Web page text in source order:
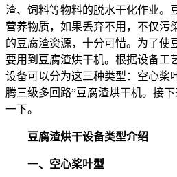
渣、饲料等物料的脱水干化作业。
营养物质，如果丢弃不用，不仅污
的豆腐渣资源，十分可惜。为了使
要用到豆腐渣烘干机。根据设备工
设备可以分为这三种类型：空心桨
腾三级多回路”豆腐渣烘干机。接
一下。
豆腐渣烘干设备类型介绍
一、空心桨叶型